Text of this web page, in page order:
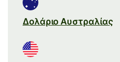
Δολάριο Αυστραλίας